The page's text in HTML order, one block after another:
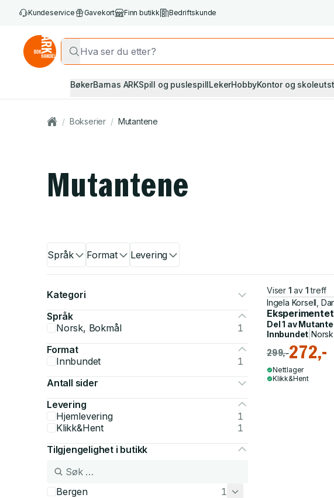
Kundeservice Gavekort Finn butikk Bedriftskunde
BøkerBarnas ARKSpill og puslespillLekerHobbyKontor og
/ Bokserier / Mutantene
Mutantene
Språk Format Levering
Kategori
Språk
Norsk, Bokmål
1
Format
Innbundet
1
Antall sider
Levering
Hjemlevering
1
Klikk&Hent
1
Tilgjengelighet i butikk
Bergen 1
Viser 1 av 1 treff
Ingela Korsell,
Eksperimentet
Del 1 av
Innbundet |
299,-272,-
Nettlager
Klikk&Hent